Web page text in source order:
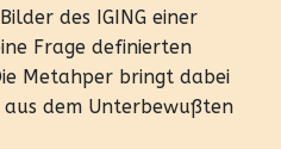
des IGING einer
Frage definierten
Metahper bringt dabei
dem Unterbewußten